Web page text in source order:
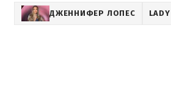
ДЖЕННИФЕР ЛОПЕС LADY